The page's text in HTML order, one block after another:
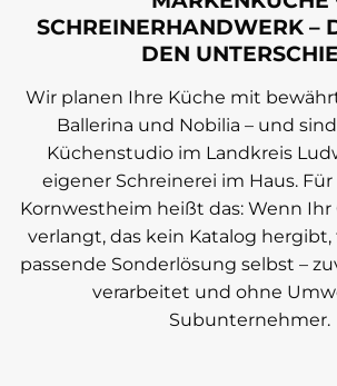
SCHREINERHANDWERK –
DEN
Wir planen Ihre Küche mit
Ballerina und Nobilia – und
Küchenstudio im Landkreis
eigener Schreinerei im Haus.
Kornwestheim heißt das: Wenn Ihr
verlangt, das kein Katalog
passende Sonderlösung selbst –
verarbeitet und ohne
Subunternehmer.